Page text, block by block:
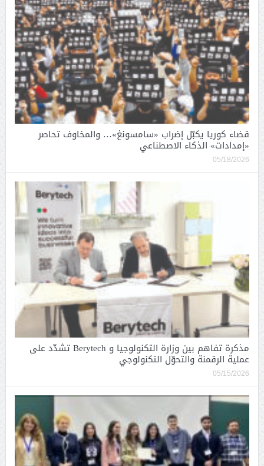
قضاء كوريا يكبّل إضراب «سامسونغ»… والمخاوف تحاصر
«إمدادات» الذكاء الاصطناعي
05/18/2026
مذكرة تفاهم بين وزارة التكنولوجيا و Berytech تشدّد على
عملية الرقمنة والتحوّل التكنولوجي
05/15/2026